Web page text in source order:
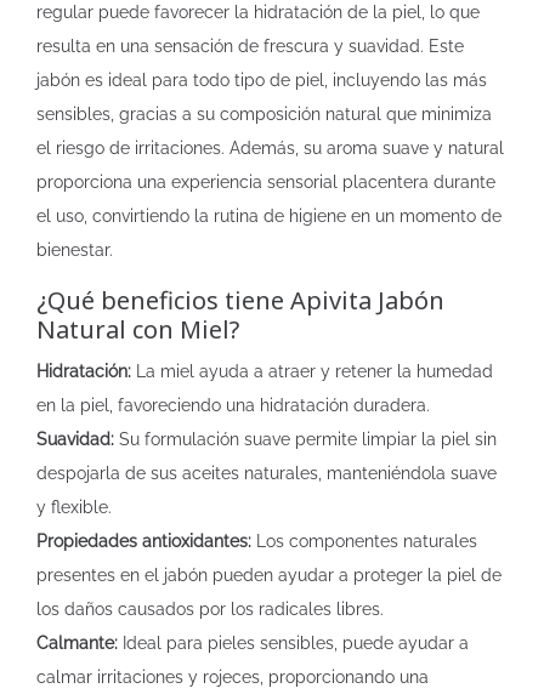
regular puede favorecer la hidratación de la piel, lo que
resulta en una sensación de frescura y suavidad. Este
jabón es ideal para todo tipo de piel, incluyendo las más
sensibles, gracias a su composición natural que minimiza
el riesgo de irritaciones. Además, su aroma suave y natural
proporciona una experiencia sensorial placentera durante
el uso, convirtiendo la rutina de higiene en un momento de
bienestar.
¿Qué beneficios tiene Apivita Jabón
Natural con Miel?
Hidratación: La miel ayuda a atraer y retener la humedad
en la piel, favoreciendo una hidratación duradera.
Suavidad: Su formulación suave permite limpiar la piel sin
despojarla de sus aceites naturales, manteniéndola suave
y flexible.
Propiedades antioxidantes: Los componentes naturales
presentes en el jabón pueden ayudar a proteger la piel de
los daños causados por los radicales libres.
Calmante: Ideal para pieles sensibles, puede ayudar a
calmar irritaciones y rojeces, proporcionando una